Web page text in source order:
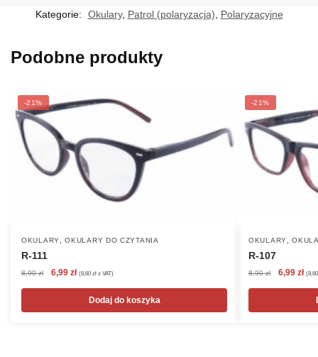
Kategorie: Okulary, Patrol (polaryzacja) Polaryzacyjne
Podobne produkty
-21%
OKULARY ,OKULARY DO CZYTANIA
R-111
8,90zł
Pierwotna
8,90 zł.
6,99 złAktualna
wynosi:
6,99 zł.
(8,60 zł z VAT)
Dodaj do koszyka
-21%
OKULARY ,
R-107
8,90zł
Pierwotna
8,90 zł.
6,99 zł (